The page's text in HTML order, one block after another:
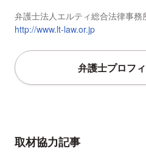
弁護士法人エルティ総合法律事務
http://www.lt-law.or.jp
弁護士プロフ
取材協力記事